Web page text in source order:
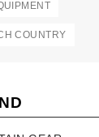
COUNTRY